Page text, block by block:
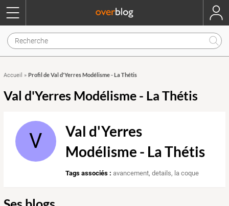
Accueil » Profil de Val d'Yerres Modélisme - La Thétis
Val d'Yerres Modélisme - La Thétis
V
Val d'Yerres
Modélisme - La Thétis
Tags associés : avancement,details, la coque